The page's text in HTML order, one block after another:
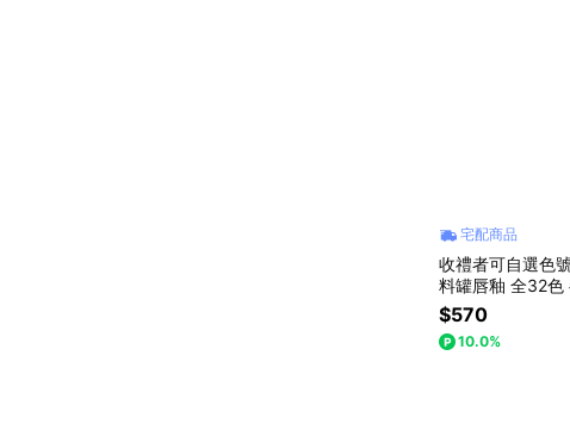
宅配商品
收禮者可自選色
料罐唇釉 全32
生日禮物
$570
10.0%